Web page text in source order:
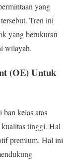
yang
Tren ini
yang berukuran
wilayah.
(OE) Untuk
kelas atas
kualitas tinggi. Hal
premium. Hal ini